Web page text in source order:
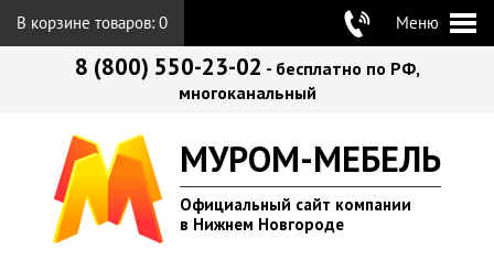
В корзине товаров: 0 Меню
8 (800) 550-23-02 - бесплатно по РФ,
многоканальный
МУРОМ-МЕБЕЛЬ
Официальный сайт компании
в Нижнем Новгороде